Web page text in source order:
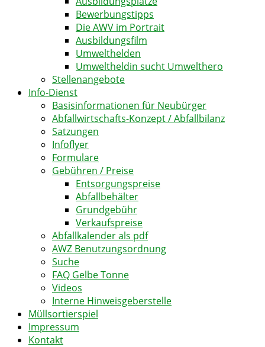
Bewerbungstipps
Die AWV im Portrait
Ausbildungsfilm
Umwelthelden
Umweltheldin sucht Umwelthero
Stellenangebote
Info-Dienst
Basisinformationen für Neubürger
Abfallwirtschafts-Konzept / Abfallbilanz
Satzungen
Infoflyer
Formulare
Gebühren / Preise
Entsorgungspreise
Abfallbehälter
Grundgebühr
Verkaufspreise
Abfallkalender als pdf
AWZ Benutzungsordnung
Suche
FAQ Gelbe Tonne
Videos
Interne Hinweisgeberstelle
Müllsortierspiel
Impressum
Kontakt